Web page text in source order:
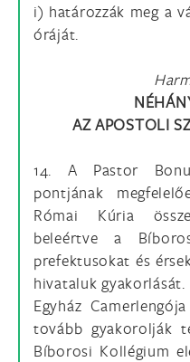
i) határozzák meg a
óráját.
AZ APOSTOLI
14. A Pastor
pontjának
Római Kúria
beleértve a
prefektusokat és
hivataluk
Egyház
tovább gyakorolják
Bíborosi Kollégium